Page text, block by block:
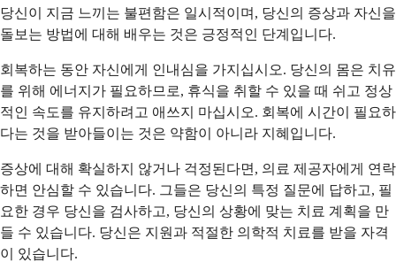
당신이 지금 느끼는 불편함은 일시적이며, 당신의 증상과 자신을
돌보는 방법에 대해 배우는 것은 긍정적인 단계입니다.
회복하는 동안 자신에게 인내심을 가지십시오. 당신의 몸은 치유
를 위해 에너지가 필요하므로, 휴식을 취할 수 있을 때 쉬고 정상
적인 속도를 유지하려고 애쓰지 마십시오. 회복에 시간이 필요하
다는 것을 받아들이는 것은 약함이 아니라 지혜입니다.
증상에 대해 확실하지 않거나 걱정된다면, 의료 제공자에게 연락
하면 안심할 수 있습니다. 그들은 당신의 특정 질문에 답하고, 필
요한 경우 당신을 검사하고, 당신의 상황에 맞는 치료 계획을 만
들 수 있습니다. 당신은 지원과 적절한 의학적 치료를 받을 자격
이 있습니다.